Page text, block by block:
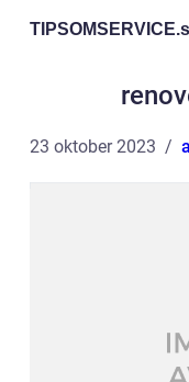
TIPSOMSERVICE.
23 oktober 2023